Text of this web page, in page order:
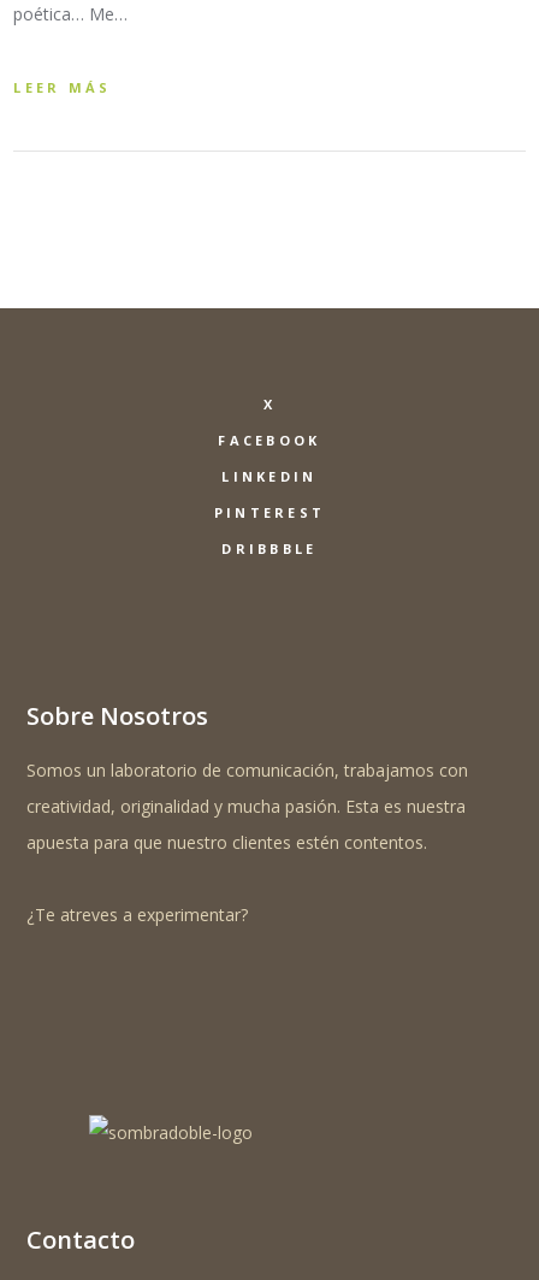
poética… Me…
LEER MÁS
X
FACEBOOK
LINKEDIN
PINTEREST
DRIBBBLE
Sobre Nosotros
Somos un laboratorio de comunicación, trabajamos con
creatividad, originalidad y mucha pasión. Esta es nuestra
apuesta para que nuestro clientes estén contentos.
¿Te atreves a experimentar?
Contacto